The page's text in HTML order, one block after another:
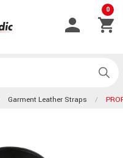
0
Garment Leather Straps